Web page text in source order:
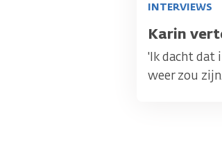
INTERVIEWS
Titel
Karin
'Ik dacht dat
weer zou